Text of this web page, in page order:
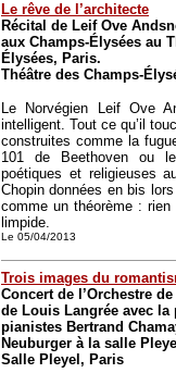
Le rêve de l’architecte
Récital de Leif Ove
aux Champs-Élysées au
Élysées, Paris.
Théâtre des Champs-
Le Norvégien Leif Ove
intelligent. Tout ce qu’il
construites comme la
101 de Beethoven ou
poétiques et religieuses
Chopin données en bis
comme un théorème :
limpide.
Le 05/04/2013
Trois images du
Concert de l’Orchestre
de Louis Langrée avec
pianistes Bertrand
Neuburger à la salle
Salle Pleyel, Paris